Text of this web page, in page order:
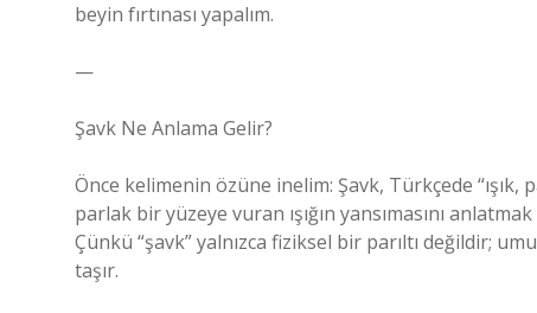
beyin fırtınası yapalım.
—
Şavk Ne Anlama Gelir?
Önce kelimenin özüne inelim: Şavk, Türkçede “ışık,
parlak bir yüzeye vuran ışığın yansımasını
Çünkü “şavk” yalnızca fiziksel bir parıltı değildir;
taşır.